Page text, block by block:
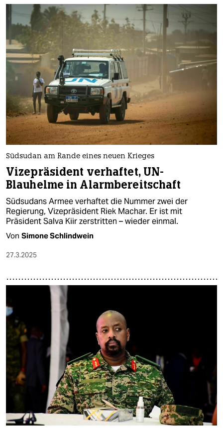
Südsudan am Rande eines neuen Krieges
Vizepräsident verhaftet, UN-
Blauhelme in Alarmbereitschaft
Südsudans Armee verhaftet die Nummer zwei der
Regierung, Vizepräsident Riek Machar. Er ist mit
Präsident Salva Kiir zerstritten – wieder einmal.
Von Simone Schlindwein
27.3.2025